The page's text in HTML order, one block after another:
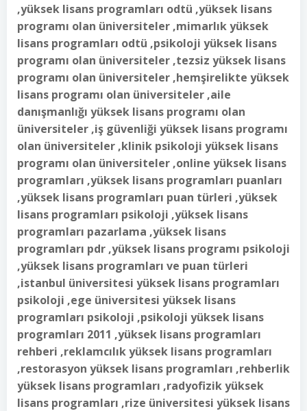
,yüksek lisans programları odtü ,yüksek lisans
programı olan üniversiteler ,mimarlık yüksek
lisans programları odtü ,psikoloji yüksek lisans
programı olan üniversiteler ,tezsiz yüksek lisans
programı olan üniversiteler ,hemşirelikte yüksek
lisans programı olan üniversiteler ,aile
danışmanlığı yüksek lisans programı olan
üniversiteler ,iş güvenliği yüksek lisans programı
olan üniversiteler ,klinik psikoloji yüksek lisans
programı olan üniversiteler ,online yüksek lisans
programları ,yüksek lisans programları puanları
,yüksek lisans programları puan türleri ,yüksek
lisans programları psikoloji ,yüksek lisans
programları pazarlama ,yüksek lisans
programları pdr ,yüksek lisans programı psikoloji
,yüksek lisans programları ve puan türleri
,istanbul üniversitesi yüksek lisans programları
psikoloji ,ege üniversitesi yüksek lisans
programları psikoloji ,psikoloji yüksek lisans
programları 2011 ,yüksek lisans programları
rehberi ,reklamcılık yüksek lisans programları
,restorasyon yüksek lisans programları ,rehberlik
yüksek lisans programları ,radyofizik yüksek
lisans programları ,rize üniversitesi yüksek lisans